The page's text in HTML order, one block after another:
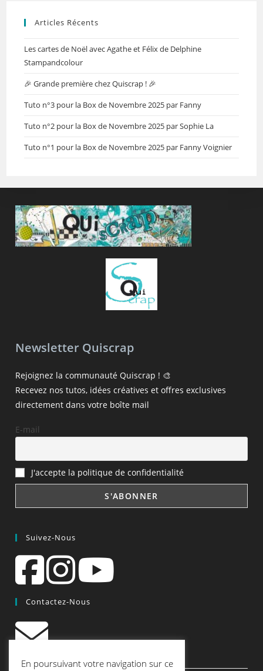
Articles Récents
Les cartes de Noël avec Agathe et Félix de Delphine
Stampandcolour
🎉 Grande première chez Quiscrap ! 🎉
Tuto n°3 pour la Box de Novembre 2025 par Fanny
Tuto n°2 pour la Box de Novembre 2025 par Sophie La
Tuto n°1 pour la Box de Novembre 2025 par Fanny Voignier
Newsletter Quiscrap
Rejoignez la communauté Quiscrap ! 🎨
Recevez nos tutos, idées créatives et offres exclusives
directement dans votre boîte mail
E-mail
J'accepte la politique de confidentialité
Suivez-Nous
Contactez-Nous
contact@quiscrap.fr
En poursuivant votre navigation sur ce